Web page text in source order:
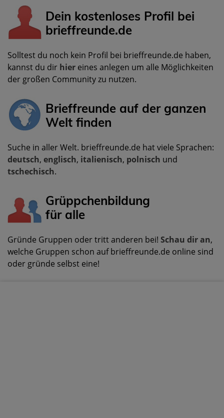
Dein kostenloses Profil bei
brieffreunde.de
Solltest du noch kein Profil bei brieffreunde.de haben,
kannst du dir hier eines anlegen um alle Möglichkeiten
der großen Community zu nutzen.
Brieffreunde auf der ganzen
Welt finden
Suche in aller Welt. brieffreunde.de hat viele Sprachen:
deutsch, englisch, italienisch, polnisch und
tschechisch.
Grüppchenbildung
für alle
Gründe Gruppen oder tritt anderen bei! Schau dir an,
welche Gruppen schon auf brieffreunde.de online sind
oder gründe selbst eine!